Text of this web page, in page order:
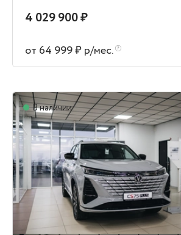
4 029 900 ₽
от 64 999 ₽ р/мес.
В наличии